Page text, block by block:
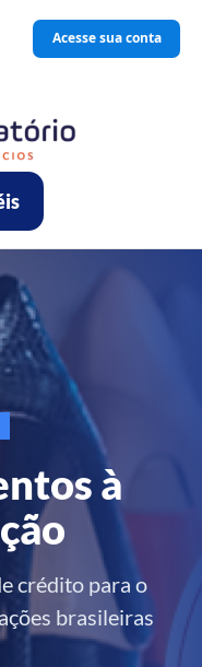
Acesse sua conta
à
crédito para o
brasileiras